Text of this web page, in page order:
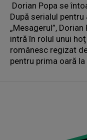
Dorian Popa se
După serialul
„Mesagerul”,
intră în rolul unui
românesc regizat
pentru prima oară